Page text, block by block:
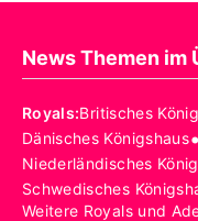
News Themen im
Royals:Britisches
Dänisches Königshaus•
Niederländisches
Schwedisches
Weitere Royals und